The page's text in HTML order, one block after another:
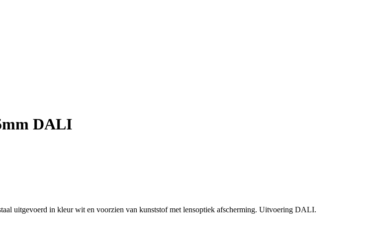
DALI
uitgevoerd in kleur wit en voorzien van kunststof met lensoptiek afscherming. Uitvoering DALI.